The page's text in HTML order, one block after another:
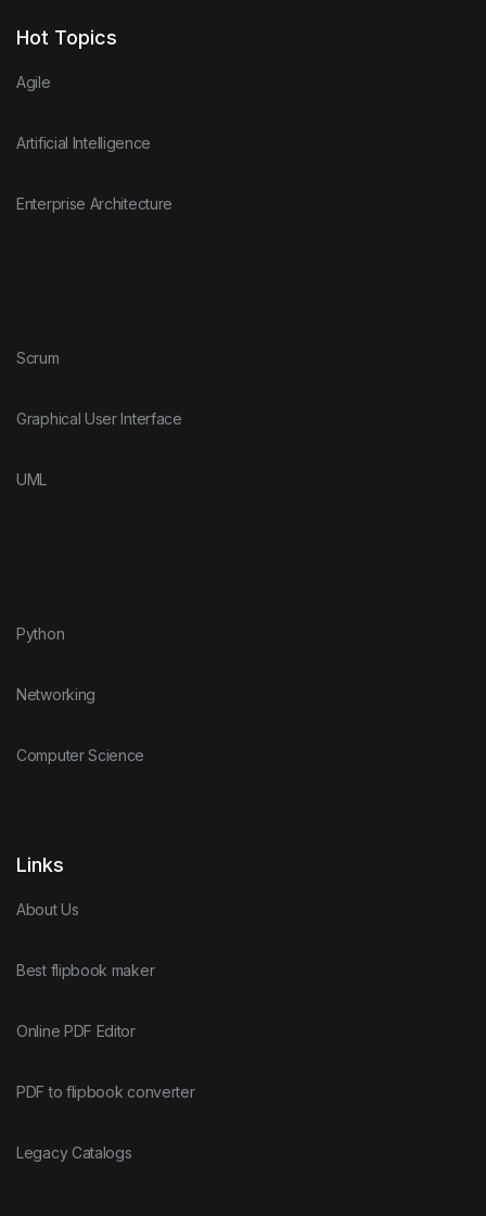
Hot Topics
Agile
Artificial Intelligence
Enterprise Architecture
Scrum
Graphical User Interface
UML
Python
Networking
Computer Science
Links
About Us
Best flipbook maker
Online PDF Editor
PDF to flipbook converter
Legacy Catalogs